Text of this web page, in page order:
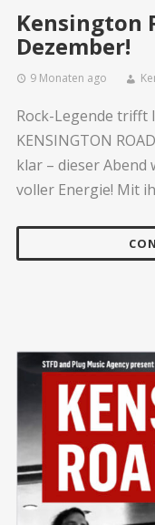
Kensington
Dezember!
9 Monaten ago
Rock-Legende trifft
KENSINGTON
klar – dieser Abend
voller Energie! Mit